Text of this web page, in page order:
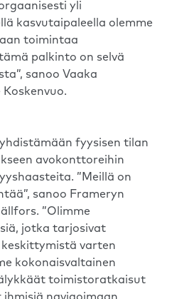
yli
kasvutaipaleella olemme
toimintaa
palkinto on selvä
sanoo Vaaka
fyysisen tilan
avokonttoreihin
”Meillä on
sanoo Frameryn
”Olimme
jotka tarjosivat
varten
kokonaisvaltainen
toimistoratkaisut